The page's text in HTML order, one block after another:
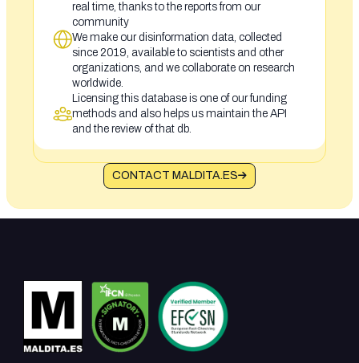
real time, thanks to the reports from our
community
We make our disinformation data, collected
since 2019, available to scientists and other
organizations, and we collaborate on research
worldwide.
Licensing this database is one of our funding
methods and also helps us maintain the API
and the review of that db.
CONTACT MALDITA.ES